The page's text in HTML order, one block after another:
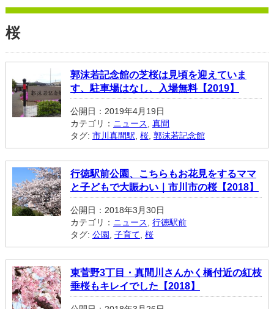
桜
郭沫若記念館の芝桜は見頃を迎えていま
す、駐車場はなし、入場無料【2019】
公開日：2019年4月19日
カテゴリ： ニュース
真間
タグ: 市川真間駅 桜, 郭沫若記念館
行徳駅前公園、こちらもお花見をするママ
と子どもで大賑わい｜市川市の桜【2018】
公開日：2018年3月30日
カテゴリ： ニュース
行徳駅前
タグ: 公園 子育て 桜
東菅野3丁目・真間川さんかく橋付近の紅枝
垂桜もキレイでした【2018】